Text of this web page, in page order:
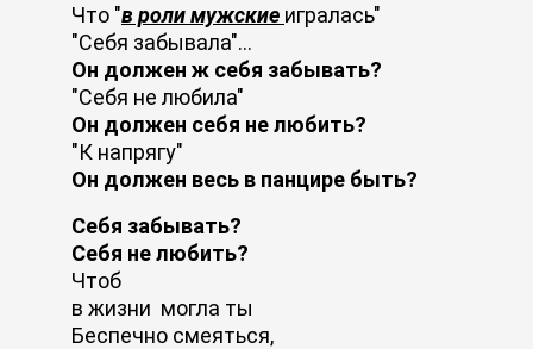
Что "в роли мужские игралась"
"Себя забывала"...
Он должен ж себя забывать?
"Себя не любила"
Он должен себя не любить?
"К напрягу"
Он должен весь в панцире быть?
Себя забывать?
Себя не любить?
Чтоб
в жизни могла ты
Беспечно смеяться,